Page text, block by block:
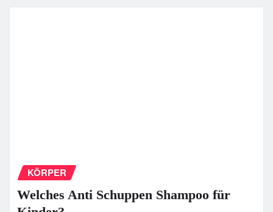
KÖRPER
Welches Anti Schuppen Shampoo für